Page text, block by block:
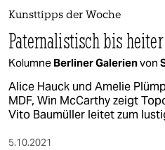
Kunsttipps der Woche
Paternalistisch bis heiter
Kolumne Berliner Galerienvon
Alice Hauck und Amelie
MDF, Win McCarthy zeigt
Vito Baumüller leitet zum
5.10.2021